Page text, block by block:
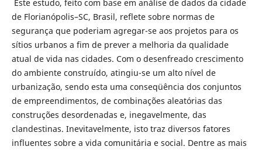
Este estudo, feito com base em análise de dados da cidade
de Florianópolis–SC, Brasil, reflete sobre normas de
segurança que poderiam agregar-se aos projetos para os
sítios urbanos a fim de prever a melhoria da qualidade
atual de vida nas cidades. Com o desenfreado crescimento
do ambiente construído, atingiu-se um alto nível de
urbanização, sendo esta uma conseqüência dos conjuntos
de empreendimentos, de combinações aleatórias das
construções desordenadas e, inegavelmente, das
clandestinas. Inevitavelmente, isto traz diversos fatores
influentes sobre a vida comunitária e social. Dentre as mais